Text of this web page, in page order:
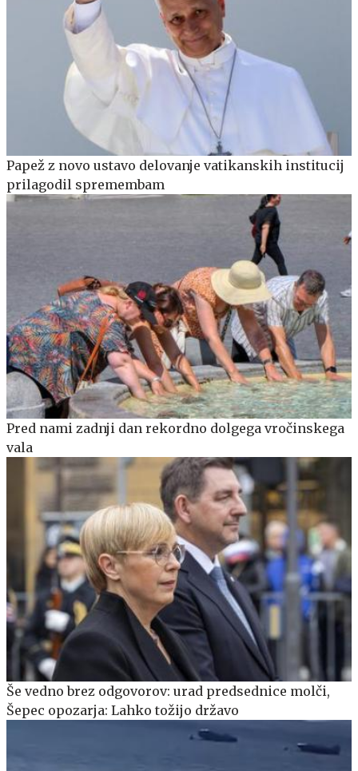
Papež z novo ustavo delovanje vatikanskih institucij
prilagodil spremembam
Pred nami zadnji dan rekordno dolgega vročinskega
vala
Še vedno brez odgovorov: urad predsednice molči,
Šepec opozarja: Lahko tožijo državo